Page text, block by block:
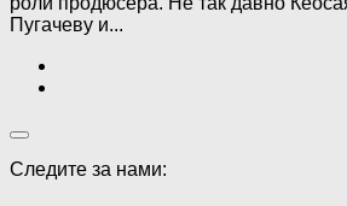
Пугачеву и...
Следите за нами: